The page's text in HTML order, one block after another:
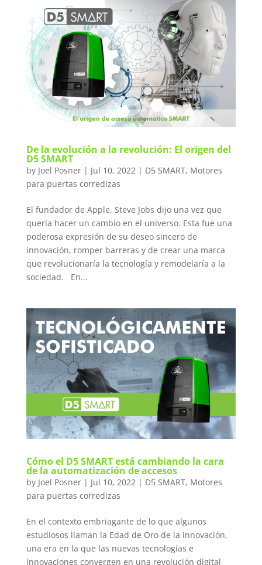
De la evolución a la revolución: El origen del
D5 SMART
by Joel Posner| Jul 10, 2022 | D5 SMART, Motores
para puertas corredizas
El fundador de Apple, Steve Jobs dijo una vez que
quería hacer un cambio en el universo. Esta fue una
poderosa expresión de su deseo sincero de
innovación, romper barreras y de crear una marca
que revolucionaría la tecnología y remodelaría a la
sociedad. En...
Cómo el D5 SMART está cambiando la cara
de la automatización de accesos
by Joel Posner| Jul 10, 2022| D5 SMART, Motores
para puertas corredizas
En el contexto embriagante de lo que algunos
estudiosos llaman la Edad de Oro de la Innovación,
una era en la que las nuevas tecnologías e
innovaciones convergen en una revolución digital